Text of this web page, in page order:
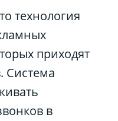
технология
приходят
Система
в